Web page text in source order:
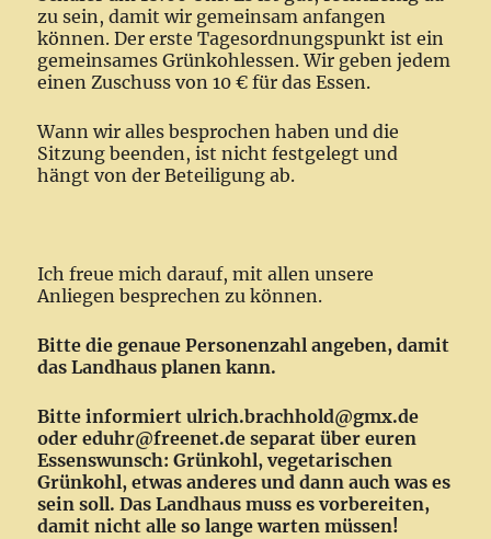
zu sein, damit wir gemeinsam anfangen
können. Der erste Tagesordnungspunkt ist ein
gemeinsames Grünkohlessen. Wir geben jedem
einen Zuschuss von 10 € für das Essen.
Wann wir alles besprochen haben und die
Sitzung beenden, ist nicht festgelegt und
hängt von der Beteiligung ab.
Ich freue mich darauf, mit allen unsere
Anliegen besprechen zu können.
Bitte die genaue Personenzahl angeben, damit
das Landhaus planen kann.
Bitte informiert ulrich.brachhold@gmx.de
oder eduhr@freenet.de separat über euren
Essenswunsch: Grünkohl, vegetarischen
Grünkohl, etwas anderes und dann auch was es
sein soll. Das Landhaus muss es vorbereiten,
damit nicht alle so lange warten müssen!